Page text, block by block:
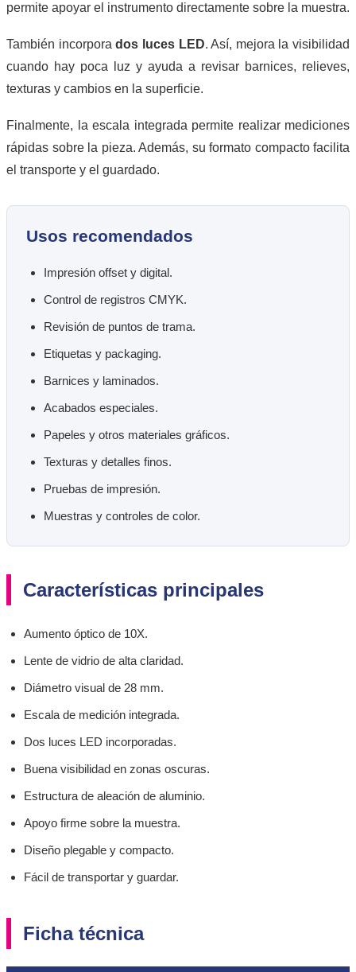
permite apoyar el instrumento directamente sobre la muestra.
También incorporados luces LED. Así, mejora la visibilidad
cuando hay poca luz y ayuda a revisar barnices, relieves,
texturas y cambios en la superficie.
Finalmente, la escala integrada permite realizar mediciones
rápidas sobre la pieza. Además, su formato compacto facilita
el transporte y el guardado.
Usos recomendados
Impresión offset y digital.
Control de registros CMYK.
Revisión de puntos de trama.
Etiquetas y packaging.
Barnices y laminados.
Acabados especiales.
Papeles y otros materiales gráficos.
Texturas y detalles finos.
Pruebas de impresión.
Muestras y controles de color.
Características principales
Aumento óptico de 10X.
Lente de vidrio de alta claridad.
Diámetro visual de 28 mm.
Escala de medición integrada.
Dos luces LED incorporadas.
Buena visibilidad en zonas oscuras.
Estructura de aleación de aluminio.
Apoyo firme sobre la muestra.
Diseño plegable y compacto.
Fácil de transportar y guardar.
Ficha técnica